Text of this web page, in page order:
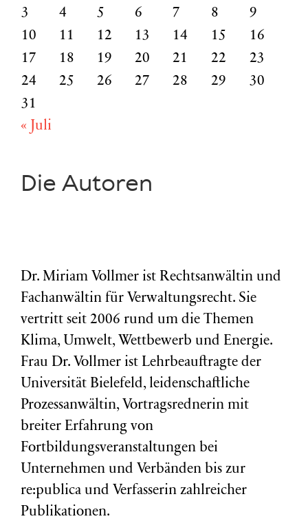
3 4 5 6 7 8
9
10
11 12 13 14 15
16
17
18 19 20 21 22
23
24
25 26 27 28 29
30
31
« Juli
Die Autoren
Dr. Miriam Vollmer ist Rechtsanwältin und
Fachanwältin für Verwaltungsrecht. Sie
vertritt seit 2006 rund um die Themen
Klima, Umwelt, Wettbewerb und Energie.
Frau Dr. Vollmer ist Lehrbeauftragte der
Universität Bielefeld, leidenschaftliche
Prozessanwältin, Vortragsrednerin mit
breiter Erfahrung von
Fortbildungsveranstaltungen bei
Unternehmen und Verbänden bis zur
re:publica und Verfasserin zahlreicher
Publikationen.